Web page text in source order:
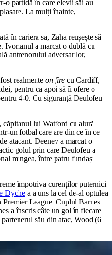
o partidă în care elevii săi au
La mulți înainte,
în cariera sa, Zaha reușește să
Ivorianul a marcat o dublă cu
antrenorului adversarilor,
realmente on fire cu Cardiff,
pentru ca apoi să îi ofere o
4-0. Cu siguranță Deulofeu
căpitanul lui Watford cu alură
un fotbal care are din ce în ce
atacant. Deeney a marcat o
golul prin care Deulofeu a
mingea, între patru fundași
împotriva curenților puternici
Dyche a ajuns la cel de-al optulea
League. Cuplul Barnes –
a înscris câte un gol în fiecare
său din atac, Wood (6